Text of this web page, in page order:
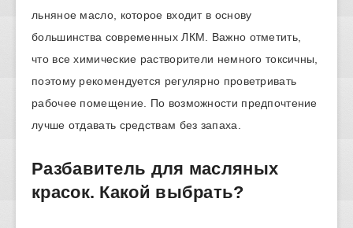
льняное масло, которое входит в основу
большинства современных ЛКМ. Важно отметить,
что все химические растворители немного токсичны,
поэтому рекомендуется регулярно проветривать
рабочее помещение. По возможности предпочтение
лучше отдавать средствам без запаха.
Разбавитель для масляных
красок. Какой выбрать?